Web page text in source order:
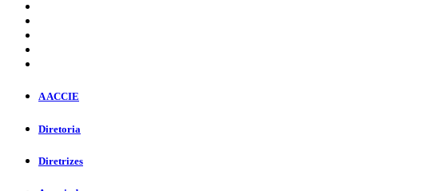
A ACCIE
Diretoria
Diretrizes